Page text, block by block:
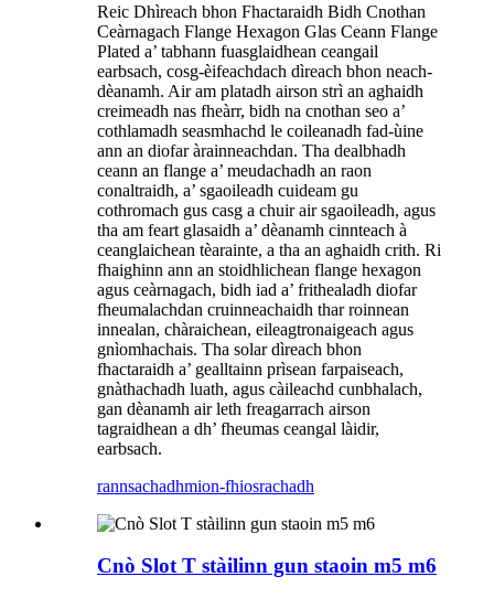
Reic Dhìreach bhon Fhactaraidh Bidh Cnothan
Ceàrnagach Flange Hexagon Glas Ceann Flange
Plated a’ tabhann fuasglaidhean ceangail
earbsach, cosg-èifeachdach dìreach bhon neach-
dèanamh. Air am platadh airson strì an aghaidh
creimeadh nas fheàrr, bidh na cnothan seo a’
cothlamadh seasmhachd le coileanadh fad-ùine
ann an diofar àrainneachdan. Tha dealbhadh
ceann an flange a’ meudachadh an raon
conaltraidh, a’ sgaoileadh cuideam gu
cothromach gus casg a chuir air sgaoileadh, agus
tha am feart glasaidh a’ dèanamh cinnteach à
ceanglaichean tèarainte, a tha an aghaidh crith. Ri
fhaighinn ann an stoidhlichean flange hexagon
agus ceàrnagach, bidh iad a’ frithealadh diofar
fheumalachdan cruinneachaidh thar roinnean
innealan, chàraichean, eileagtronaigeach agus
gnìomhachais. Tha solar dìreach bhon
fhactaraidh a’ gealltainn prìsean farpaiseach,
gnàthachadh luath, agus càileachd cunbhalach,
gan dèanamh air leth freagarrach airson
tagraidhean a dh’ fheumas ceangal làidir,
earbsach.
rannsachadhmion-fhiosrachadh
Cnò Slot T stàilinn gun staoin m5 m6